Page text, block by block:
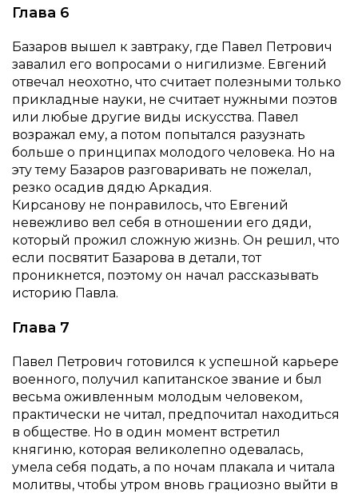
Глава 6
Базаров вышел к завтраку, где Павел Петрович
завалил его вопросами о нигилизме. Евгений
отвечал неохотно, что считает полезными только
прикладные науки, не считает нужными поэтов
или любые другие виды искусства. Павел
возражал ему, а потом попытался разузнать
больше о принципах молодого человека. Но на
эту тему Базаров разговаривать не пожелал,
резко осадив дядю Аркадия.
Кирсанову не понравилось, что Евгений
невежливо вел себя в отношении его дяди,
который прожил сложную жизнь. Он решил, что
если посвятит Базарова в детали, тот
проникнется, поэтому он начал рассказывать
историю Павла.
Глава 7
Павел Петрович готовился к успешной карьере
военного, получил капитанское звание и был
весьма оживленным молодым человеком,
практически не читал, предпочитал находиться
в обществе. Но в один момент встретил
княгиню, которая великолепно одевалась,
умела себя подать, а по ночам плакала и читала
молитвы, чтобы утром вновь грациозно выйти в